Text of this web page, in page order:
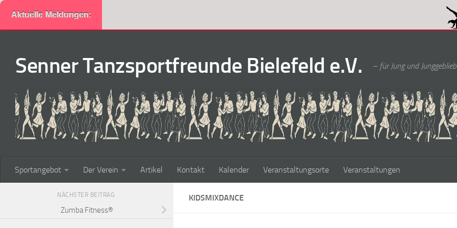
Aktuelle Meldungen:
Senner Tanzsportfreunde Bielefeld e.V. – für Jung und
Sportangebot Der Verein Artikel Kontakt Kalender Veranstaltungsorte Veranstaltungen
KIDSMIXDANCE
NÄCHSTER BEITRAG
Zumba Fitness®